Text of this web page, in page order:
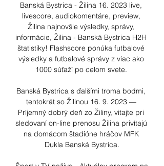
Banská Bystrica - Žilina 16. 2023 live,
livescore, audiokomentáre, preview,
Žilina najnovšie výsledky, správy,
informácie, Žilina - Banská Bystrica H2H
štatistiky! Flashscore ponúka futbalové
výsledky a futbalové správy z viac ako
1000 súťaží po celom svete.
Banská Bystrica s ďalšími troma bodmi,
tentokrát so Žilinou 16. 9. 2023 —
Príjemný dobrý deň zo Žiliny, vitajte pri
sledovaní on-line prenosu Žilina privítajú
na domácom štadióne hráčov MFK
Dukla Banská Bystrica.